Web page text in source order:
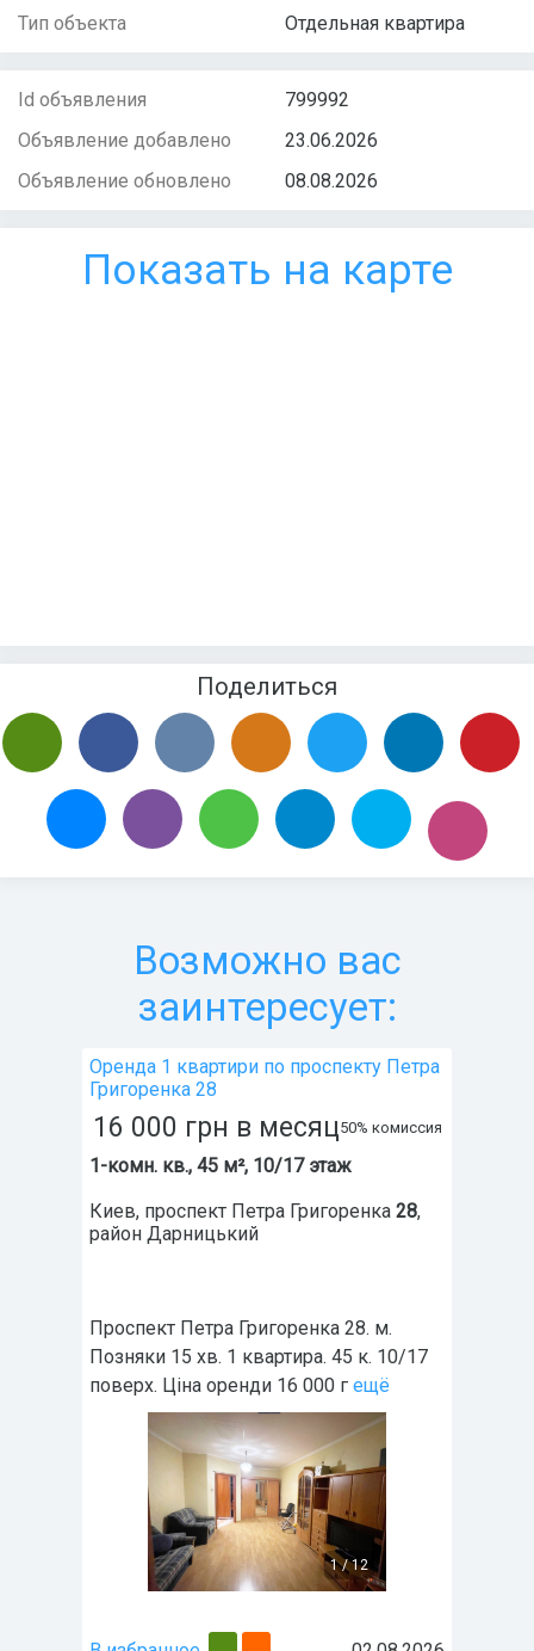
Тип объекта Отдельная квартира
Id объявления
799992
Объявление добавлено
23.06.2026
Объявление обновлено
08.08.2026
Показать на карте
Поделиться
Возможно вас
заинтересует:
Оренда 1 квартири по проспекту Петра
Григоренка 28
16 000 грн в месяц50% комиссия
1-комн. кв., 45 м², 10/17 этаж
Киев, проспект Петра Григоренка 28,
район Дарницький
Проспект Петра Григоренка 28. м.
Позняки 15 хв. 1 квартира. 45 к. 10/17
поверх. Ціна оренди 16 000 г ещё
1/12